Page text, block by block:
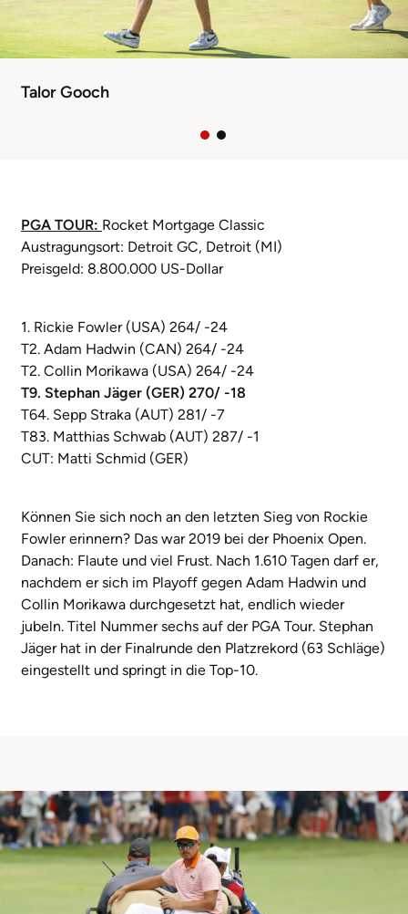
Talor Gooch
PGA TOUR: Rocket Mortgage Classic
Austragungsort: Detroit GC, Detroit (MI)
Preisgeld: 8.800.000 US-Dollar
1. Rickie Fowler (USA) 264/ -24
T2. Adam Hadwin (CAN) 264/ -24
T2. Collin Morikawa (USA) 264/ -24
T9. Stephan Jäger (GER) 270/ -18
T64. Sepp Straka (AUT) 281/ -7
T83. Matthias Schwab (AUT) 287/ -1
CUT: Matti Schmid (GER)
Können Sie sich noch an den letzten Sieg von Rockie
Fowler erinnern? Das war 2019 bei der Phoenix Open.
Danach: Flaute und viel Frust. Nach 1.610 Tagen darf er,
nachdem er sich im Playoff gegen Adam Hadwin und
Collin Morikawa durchgesetzt hat, endlich wieder
jubeln. Titel Nummer sechs auf der PGA Tour. Stephan
Jäger hat in der Finalrunde den Platzrekord (63 Schläge)
eingestellt und springt in die Top-10.